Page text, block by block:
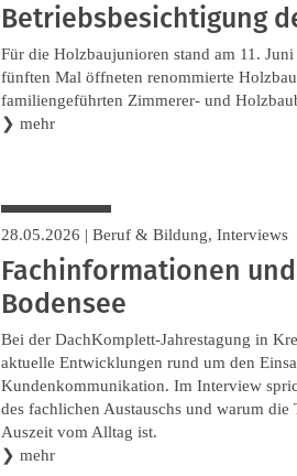
Betriebsbesichtigung
Für die Holzbaujunioren stand am 11.
fünften Mal öffneten renommierte
familiengeführten Zimmerer- und
❯ mehr
28.05.2026 | Beruf & Bildung, Interviews
Fachinformationen
Bodensee
Bei der DachKomplett-Jahrestagung in
aktuelle Entwicklungen rund um den
Kundenkommunikation. Im Interview
des fachlichen Austauschs und warum
Auszeit vom Alltag ist.
❯ mehr